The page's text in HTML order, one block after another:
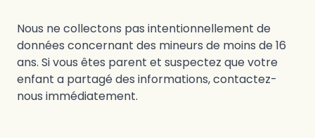
Nous ne collectons pas intentionnellement de
données concernant des mineurs de moins de 16
ans. Si vous êtes parent et suspectez que votre
enfant a partagé des informations, contactez-
nous immédiatement.